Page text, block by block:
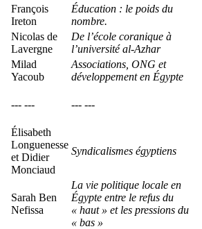
François
Ireton
Éducation : le poids du
nombre.
Nicolas de
Lavergne
De l’école coranique à
l’université al-Azhar
Milad
Yacoub
Associations, ONG et
développement en Égypte
--- --- --- ---
Élisabeth
Longuenesse
et Didier
Monciaud
Syndicalismes égyptiens
Sarah Ben
Nefissa
La vie politique locale en
Égypte entre le refus du
« haut » et les pressions du
« bas »